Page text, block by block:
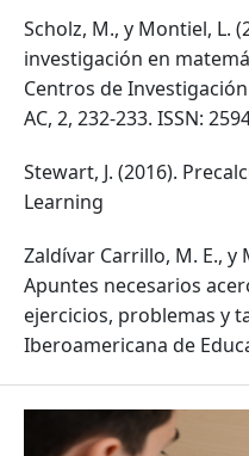
Scholz, M., y Montiel, L.
investigación en
Centros de
AC, 2, 232-233. ISSN:
Stewart, J. (2016).
Learning
Zaldívar Carrillo, M. E., y
Apuntes necesarios
ejercicios, problemas y
Iberoamericana de